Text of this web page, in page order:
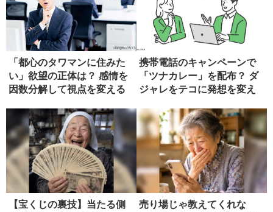
「都心のタワマンに住みた
い」欲望の正体は？ 感情を
因数分解して視点を変える
携帯電話のキャンペーンで
「ツナカレー」を配布？ ダ
ジャレをテコに発想を変え
【宝くじの裏技】当たる側
売り場じゃ教えてくれな